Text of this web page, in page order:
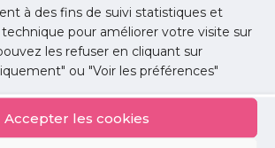
à des fins de suivi statistiques et
pour améliorer votre visite sur
les refuser en cliquant sur
ou "Voir les préférences"
Accepter les cookies